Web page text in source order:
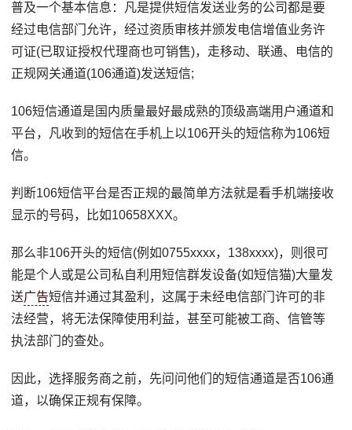
普及一个基本信息：凡是提供短信发送业务的公司都是要
经过电信部门允许，经过资质审核并颁发电信增值业务许
可证(已取证授权代理商也可销售)，走移动、联通、电信的
正规网关通道(106通道)发送短信;
106短信通道是国内质量最好最成熟的顶级高端用户通道和
平台，凡收到的短信在手机上以106开头的短信称为106短
信。
判断106短信平台是否正规的最简单方法就是看手机端接收
显示的号码，比如10658XXX。
那么非106开头的短信(例如0755xxxx，138xxxx)，则很可
能是个人或是公司私自利用短信群发设备(如短信猫)大量发
送广告短信并通过其盈利，这属于未经电信部门许可的非
法经营，将无法保障使用利益，甚至可能被工商、信管等
执法部门的查处。
因此，选择服务商之前，先问问他们的短信通道是否106通
道，以确保正规有保障。